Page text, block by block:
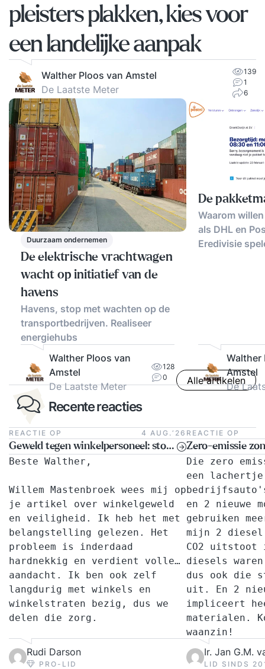
pleisters plakken, kies voor
een landelijke aanpak
Walther Ploos van Amstel
De Laatste Meter
139
1
6
Duurzaam ondernemen
De elektrische vrachtwagen
wacht op initiatief van de
havens
Havens, stop met wachten op de
transportbedrijven. Realiseer
energiehubs
Walther Ploos van
Amstel
De Laatste Meter
128
0
De
Waarom
als DHL en
Eredivisie
Walther
Amstel
De
Alle artikelen
Recente reacties
REACTIE OP 4 AUG.‘26
Geweld tegen winkelpersoneel: stop met pleisters plakken, kies voor een landelijke aanpak
Beste Walther,
Willem Mastenbroek wees mij op
je artikel over winkelgeweld
en veiligheid. Ik heb het met
belangstelling gelezen. Het
probleem is inderdaad
hardnekkig en verdient volle
aandacht. Ik ben ook zelf
langdurig met winkels en
winkelstraten bezig, dus we
delen die zorg.
Je benadering is aanlokkelijk:
centrale interventie en
Rudi Darson
PRO-LID
REACTIE OP
Die zero
een
en 2 nieuwe
gebruiken
mijn 2
CO2 uitstoot
diesels
dus ook die
uit. En 2
impliceert
materialen.
waanzin!
Je lijkt het
overheid te
Ir. Jan G.M.
LID SINDS